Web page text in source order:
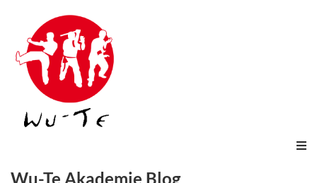
Wu-Te Akademie Blog